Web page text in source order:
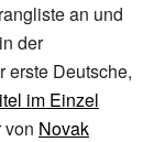
an und
der
erste Deutsche,
im Einzel
von Novak